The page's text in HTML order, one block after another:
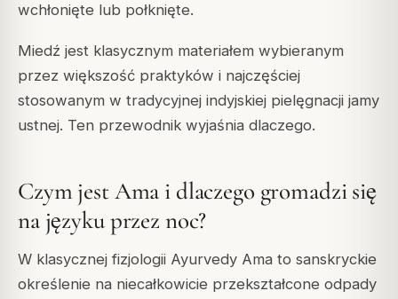
wchłonięte lub połknięte.
Miedź jest klasycznym materiałem wybieranym
przez większość praktyków i najczęściej
stosowanym w tradycyjnej indyjskiej pielęgnacji jamy
ustnej. Ten przewodnik wyjaśnia dlaczego.
Czym jest Ama i dlaczego gromadzi się
na języku przez noc?
W klasycznej fizjologii Ayurvedy Ama to sanskryckie
określenie na niecałkowicie przekształcone odpady